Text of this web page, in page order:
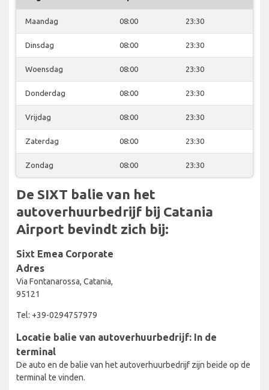
Maandag 08:00 23:30
Dinsdag 08:00 23:30
Woensdag 08:00 23:30
Donderdag 08:00 23:30
Vrijdag 08:00 23:30
Zaterdag 08:00 23:30
Zondag 08:00 23:30
De SIXT balie van het
autoverhuurbedrijf bij Catania
Airport bevindt zich bij:
Sixt Emea Corporate
Adres
Via Fontanarossa, Catania,
95121
Tel: +39-0294757979
Locatie balie van autoverhuurbedrijf: In de
terminal
De auto en de balie van het autoverhuurbedrijf zijn beide op de
terminal te vinden.